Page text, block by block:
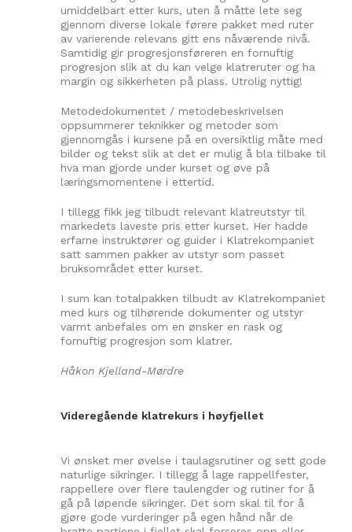
umiddelbart etter kurs, uten å måtte lete seg
gjennom diverse lokale førere pakket med ruter
av varierende relevans gitt ens nåværende nivå.
Samtidig gir progresjonsføreren en fornuftig
progresjon slik at du kan velge klatreruter og ha
margin og sikkerheten på plass. Utrolig nyttig!
Metodedokumentet / metodebeskrivelsen
oppsummerer teknikker og metoder som
gjennomgås i kursene på en oversiktlig måte med
bilder og tekst slik at det er mulig å bla tilbake til
hva man gjorde under kurset og øve på
læringsmomentene i ettertid.
I tillegg fikk jeg tilbudt relevant klatreutstyr til
markedets laveste pris etter kurset. Her hadde
erfarne instruktører og guider i Klatrekompaniet
satt sammen pakker av utstyr som passet
bruksområdet etter kurset.
I sum kan totalpakken tilbudt av Klatrekompaniet
med kurs og tilhørende dokumenter og utstyr
varmt anbefales om en ønsker en rask og
fornuftig progresjon som klatrer.
Håkon Kjelland-Mørdre
Videregående klatrekurs i høyfjellet
Vi ønsket mer øvelse i taulagsrutiner og sett gode
naturlige sikringer. I tillegg å lage rappellfester,
rappellere over flere taulengder og rutiner for å
gå på løpende sikringer. Det som skal til for å
gjøre gode vurderinger på egen hånd når de